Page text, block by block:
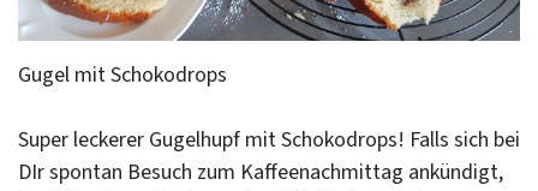
Gugel mit Schokodrops
Super leckerer Gugelhupf mit Schokodrops! Falls sich bei
DIr spontan Besuch zum Kaffeenachmittag ankündigt,